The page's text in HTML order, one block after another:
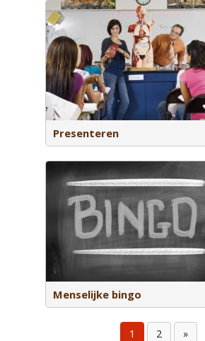
Presenteren
Menselijke bingo
1 2 »